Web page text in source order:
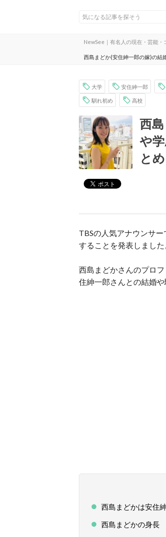
NewSee｜有名人の現在・芸能・
西島まどか(安住紳一郎の嫁)の結
大学 安住紳一郎
馴れ初め 高校
西
や
とめ
TBSの人気アナウンサ
することを発表しまし
西島まどかさんのプロ
住紳一郎さんとの結婚
西島まどかは安住
西島まどかの身長